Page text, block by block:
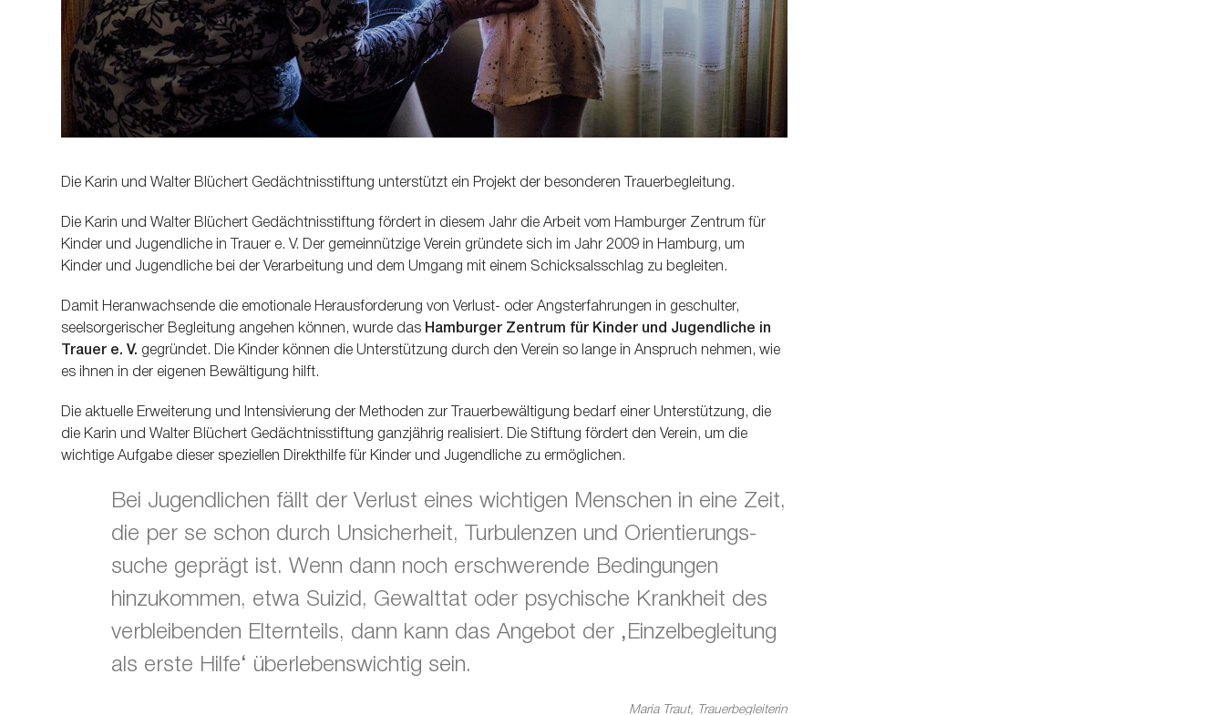
Die Karin und Walter Blüchert Gedächtnisstiftung unterstützt ein Projekt der besonderen Trauerbegleitung.
Die Karin und Walter Blüchert Gedächtnisstiftung fördert in diesem Jahr die Arbeit vom Hamburger Zentrum für
Kinder und Jugendliche in Trauer e. V. Der gemeinnützige Verein gründete sich im Jahr 2009 in Hamburg, um
Kinder und Jugendliche bei der Verarbeitung und dem Umgang mit einem Schicksalsschlag zu begleiten.
Damit Heranwachsende die emotionale Herausforderung von Verlust- oder Angsterfahrungen in geschulter,
seelsorgerischer Begleitung angehen können, wurde das Hamburger Zentrum für Kinder und Jugendliche in
Trauer e. V. gegründet. Die Kinder können die Unterstützung durch den Verein so lange in Anspruch nehmen, wie
es ihnen in der eigenen Bewältigung hilft.
Die aktuelle Erweiterung und Intensivierung der Methoden zur Trauerbewältigung bedarf einer Unterstützung, die
die Karin und Walter Blüchert Gedächtnisstiftung ganzjährig realisiert. Die Stiftung fördert den Verein, um die
wichtige Aufgabe dieser speziellen Direkthilfe für Kinder und Jugendliche zu ermöglichen.
Bei Jugendlichen fällt der Verlust eines wichtigen Menschen in eine Zeit,
die per se schon durch Unsicherheit, Turbulenzen und Orientierungs-
suche geprägt ist. Wenn dann noch erschwerende Bedingungen
hinzukommen, etwa Suizid, Gewalttat oder psychische Krankheit des
verbleibenden Elternteils, dann kann das Angebot der ‚Einzelbegleitung
als erste Hilfe‘ überlebenswichtig sein.
Maria Traut, Trauerbegleiterin